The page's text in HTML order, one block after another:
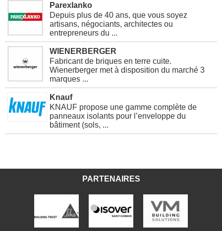
Parexlanko
Depuis plus de 40 ans, que vous soyez
artisans, négociants, architectes ou
entrepreneurs du ...
WIENERBERGER
Fabricant de briques en terre cuite.
Wienerberger met à disposition du marché 3
marques ...
Knauf
KNAUF propose une gamme complète de
panneaux isolants pour l’enveloppe du
bâtiment (sols, ...
PARTENAIRES